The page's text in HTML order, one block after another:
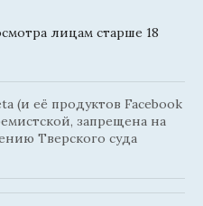
лицам старше 18
(и её продуктов Facebook
запрещена на
Тверского суда